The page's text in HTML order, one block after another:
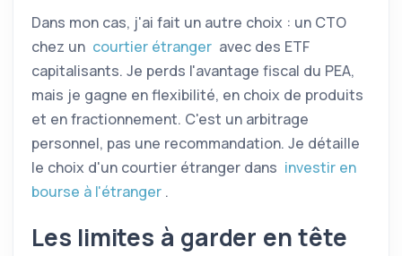
Dans mon cas, j'ai fait un autre choix : un CTO
chez un courtier étranger avec des ETF
capitalisants. Je perds l'avantage fiscal du PEA,
mais je gagne en flexibilité, en choix de produits
et en fractionnement. C'est un arbitrage
personnel, pas une recommandation. Je détaille
le choix d'un courtier étranger dans investir en
bourse à l'étranger .
Les limites à garder en tête